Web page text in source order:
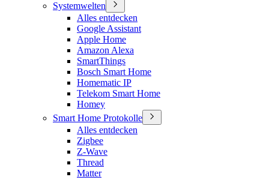
Systemwelten
Alles entdecken
Google Assistant
Apple Home
Amazon Alexa
SmartThings
Bosch Smart Home
Homematic IP
Telekom Smart Home
Homey
Smart Home Protokolle
Alles entdecken
Zigbee
Z-Wave
Thread
Matter